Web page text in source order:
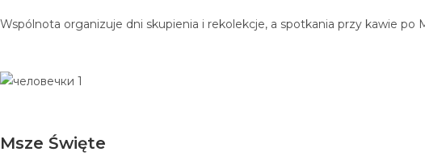
Wspólnota organizuje dni skupienia i rekolekcje, a spotkania przy kawie
Msze Święte